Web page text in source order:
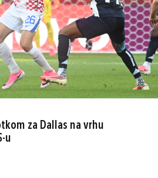
za Dallas na vrhu
u